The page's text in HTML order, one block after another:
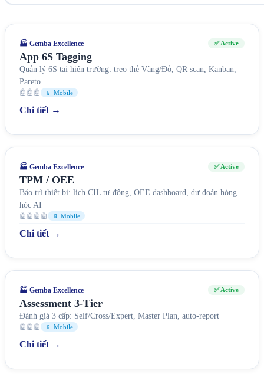
🏭 Gemba Excellence ✅ Active
App 6S Tagging
Quản lý 6S tại hiện trường: treo thẻ Vàng/Đỏ, QR scan, Kanban,
Pareto
🤖🤖🤖 📱 Mobile
Chi tiết →
🏭 Gemba Excellence ✅ Active
TPM / OEE
Bảo trì thiết bị: lịch CIL tự động, OEE dashboard, dự đoán hỏng
hóc AI
🤖🤖🤖🤖 📱 Mobile
Chi tiết →
🏭 Gemba Excellence ✅ Active
Assessment 3-Tier
Đánh giá 3 cấp: Self/Cross/Expert, Master Plan, auto-report
🤖🤖🤖 📱 Mobile
Chi tiết →